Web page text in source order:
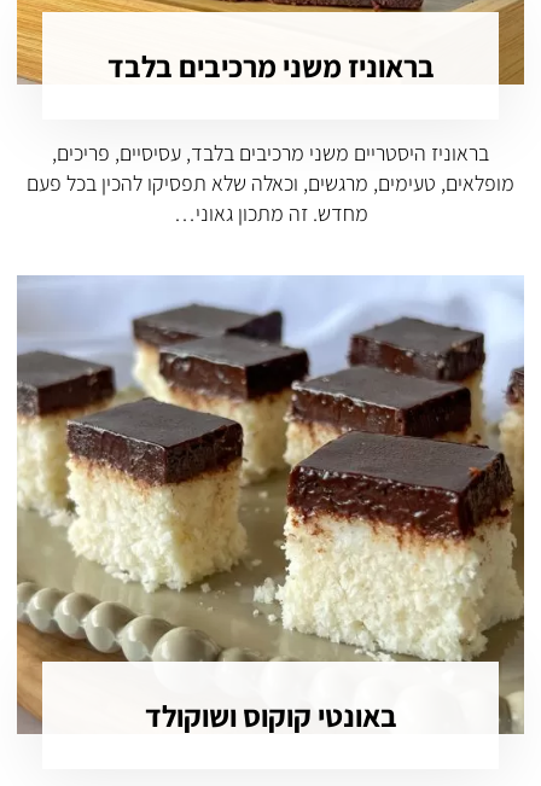
בראוניז משני מרכיבים בלבד
בראוניז היסטריים משני מרכיבים בלבד, עסיסיים, פריכים,
מופלאים, טעימים, מרגשים, וכאלה שלא תפסיקו להכין בכל פעם
מחדש. זה מתכון גאוני…
באונטי קוקוס ושוקולד